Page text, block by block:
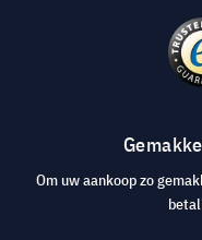
Om uw aankoop zo